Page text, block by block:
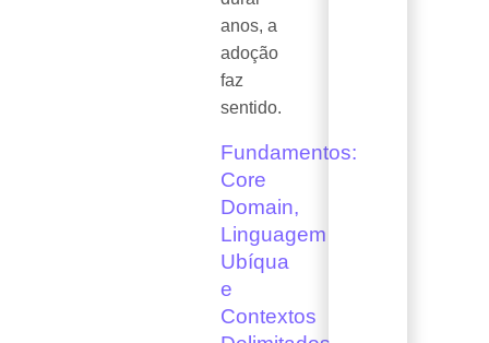
anos, a
adoção
faz
sentido.
Fundamentos:
Core
Domain,
Linguagem
Ubíqua
e
Contextos